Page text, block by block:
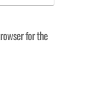
for the